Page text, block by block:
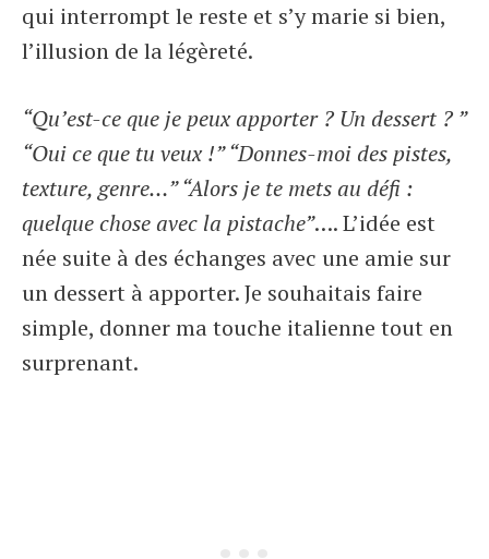
qui interrompt le reste et s’y marie si bien,
l’illusion de la légèreté.
“Qu’est-ce que je peux apporter ? Un dessert ? ”
“Oui ce que tu veux !” “Donnes-moi des pistes,
texture, genre…” “Alors je te mets au défi :
quelque chose avec la pistache”…. L’idée est
née suite à des échanges avec une amie sur
un dessert à apporter. Je souhaitais faire
simple, donner ma touche italienne tout en
surprenant.